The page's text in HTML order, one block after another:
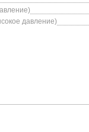
давление)